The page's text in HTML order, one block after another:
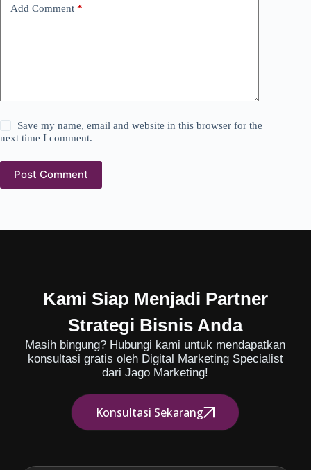
Add Comment *
Save my name, email and website in this browser for the
next time I comment.
Post Comment
Kami Siap Menjadi Partner
Strategi Bisnis Anda
Masih bingung? Hubungi kami untuk mendapatkan
konsultasi gratis oleh Digital Marketing Specialist
dari Jago Marketing!
Konsultasi Sekarang